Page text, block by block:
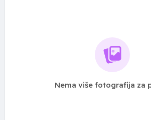
Nema više fotografija za